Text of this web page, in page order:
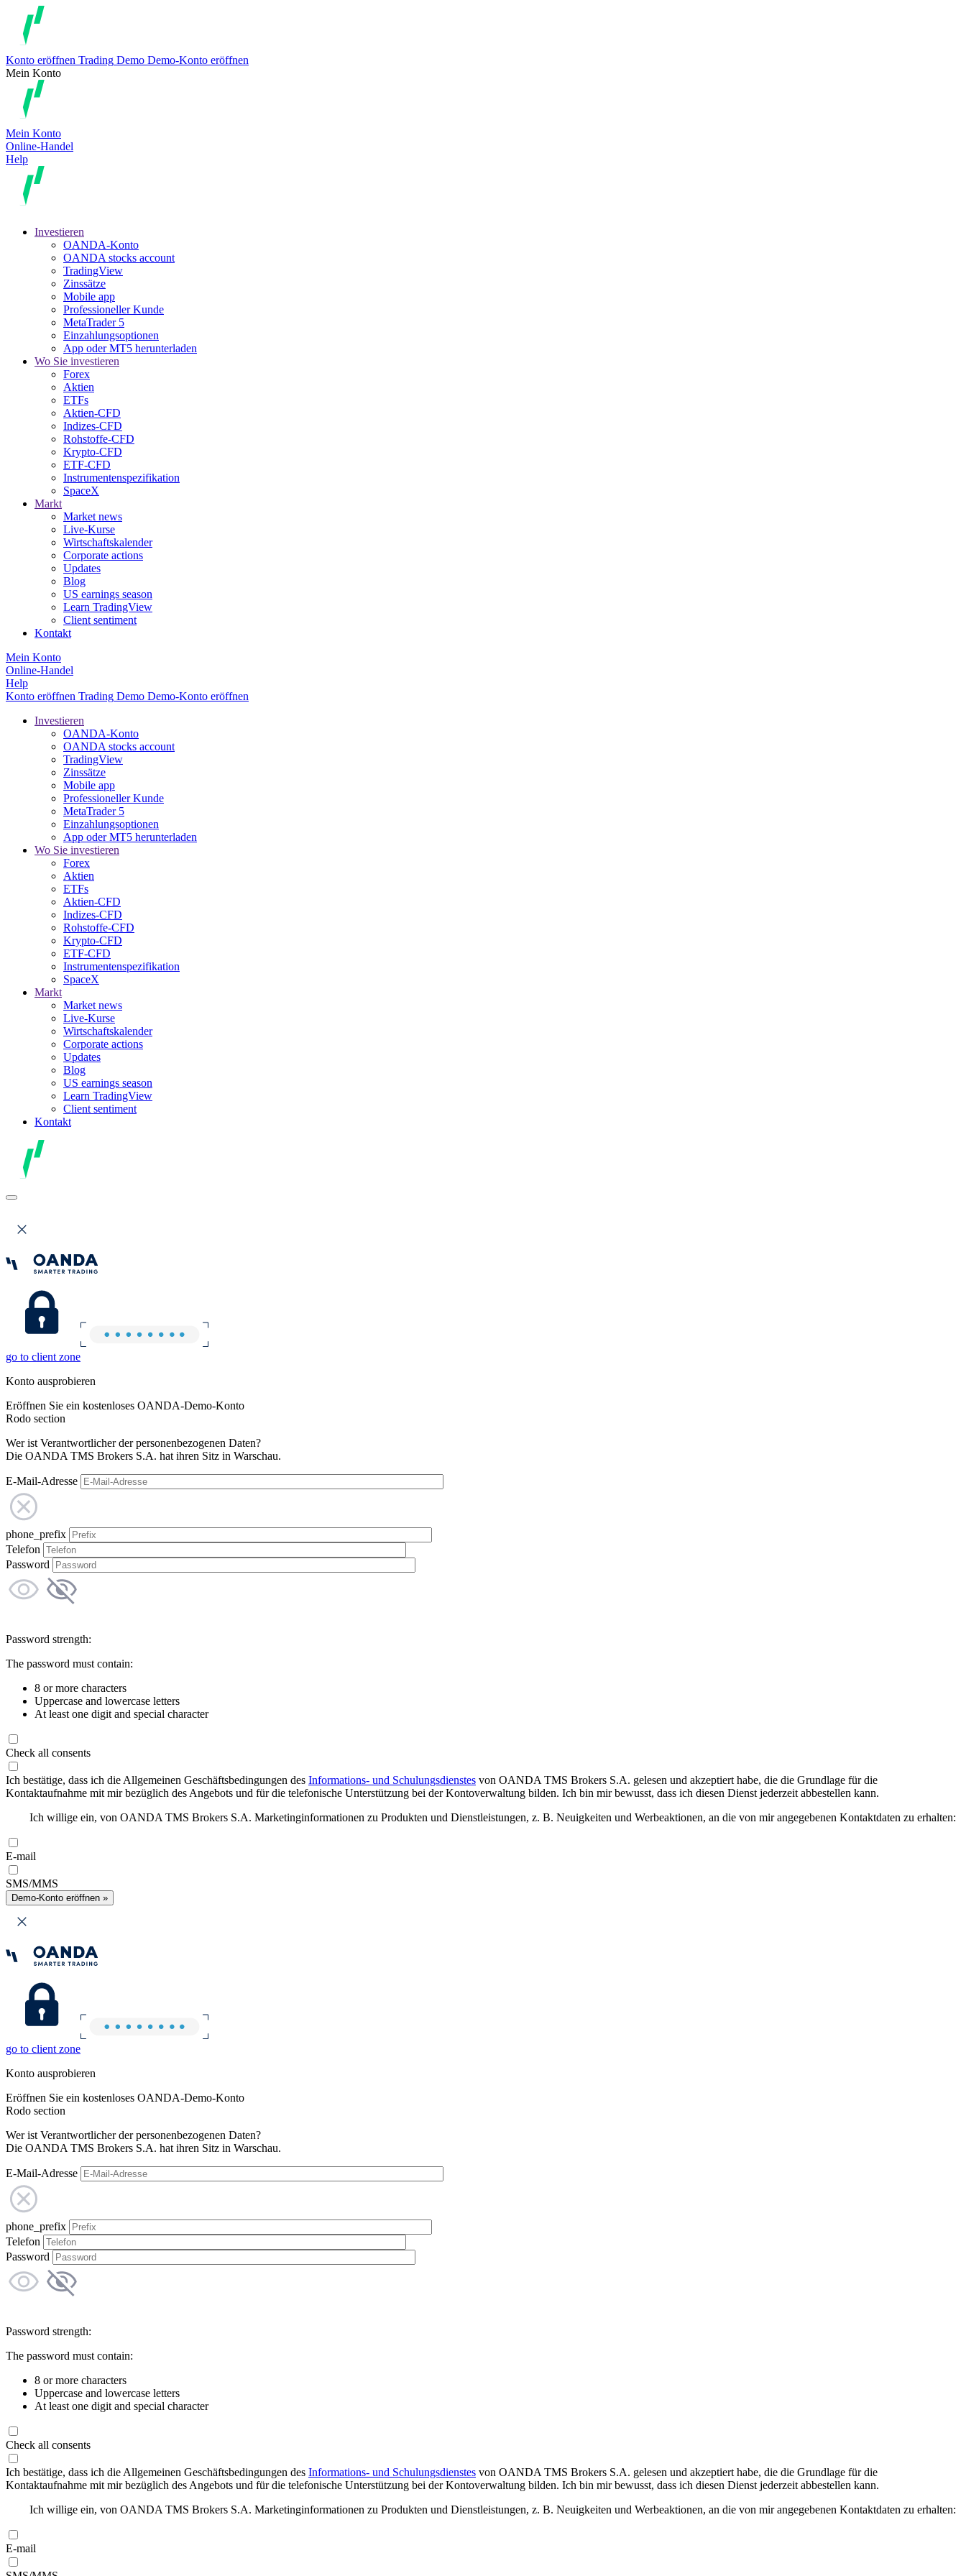
Konto eröffnen Trading Demo Demo-Konto eröffnen
Mein Konto
Mein Konto
Online-Handel
Help
Investieren
OANDA-Konto
OANDA stocks account
TradingView
Zinssätze
Mobile app
Professioneller Kunde
MetaTrader 5
Einzahlungsoptionen
App oder MT5 herunterladen
Wo Sie investieren
Forex
Aktien
ETFs
Aktien-CFD
Indizes-CFD
Rohstoffe-CFD
Krypto-CFD
ETF-CFD
Instrumentenspezifikation
SpaceX
Markt
Market news
Live-Kurse
Wirtschaftskalender
Corporate actions
Updates
Blog
US earnings season
Learn TradingView
Client sentiment
Kontakt
Mein Konto
Online-Handel
Help
Konto eröffnen Trading Demo Demo-Konto eröffnen
Investieren
OANDA-Konto
OANDA stocks account
TradingView
Zinssätze
Mobile app
Professioneller Kunde
MetaTrader 5
Einzahlungsoptionen
App oder MT5 herunterladen
Wo Sie investieren
Forex
Aktien
ETFs
Aktien-CFD
Indizes-CFD
Rohstoffe-CFD
Krypto-CFD
ETF-CFD
Instrumentenspezifikation
SpaceX
Markt
Market news
Live-Kurse
Wirtschaftskalender
Corporate actions
Updates
Blog
US earnings season
Learn TradingView
Client sentiment
Kontakt
go to client zone
Konto ausprobieren
Eröffnen Sie ein kostenloses OANDA-Demo-Konto
Rodo section
Wer ist Verantwortlicher der personenbezogenen Daten?
Die OANDA TMS Brokers S.A. hat ihren Sitz in Warschau.
E-Mail-Adresse
phone_prefix
Telefon
Password
Password strength:
The password must contain:
8 or more characters
Uppercase and lowercase letters
At least one digit and special character
Check all consents
Ich bestätige, dass ich die Allgemeinen Geschäftsbedingungen des Informations- und Schulungsdienstes von OANDA TMS Brokers S.A. gelesen und akzeptiert habe, die die Grundlage für die
Kontaktaufnahme mit mir bezüglich des Angebots und für die telefonische Unterstützung bei der Kontoverwaltung bilden. Ich bin mir bewusst, dass ich diesen Dienst jederzeit abbestellen kann.
Ich willige ein, von OANDA TMS Brokers S.A. Marketinginformationen zu Produkten und Dienstleistungen, z. B. Neuigkeiten und Werbeaktionen, an die von mir angegebenen Kontaktdaten zu erhalten:
E-mail
SMS/MMS
Demo-Konto eröffnen »
go to client zone
Konto ausprobieren
Eröffnen Sie ein kostenloses OANDA-Demo-Konto
Rodo section
Wer ist Verantwortlicher der personenbezogenen Daten?
Die OANDA TMS Brokers S.A. hat ihren Sitz in Warschau.
E-Mail-Adresse
phone_prefix
Telefon
Password
Password strength:
The password must contain:
8 or more characters
Uppercase and lowercase letters
At least one digit and special character
Check all consents
Ich bestätige, dass ich die Allgemeinen Geschäftsbedingungen des Informations- und Schulungsdienstes von OANDA TMS Brokers S.A. gelesen und akzeptiert habe, die die Grundlage für die
Kontaktaufnahme mit mir bezüglich des Angebots und für die telefonische Unterstützung bei der Kontoverwaltung bilden. Ich bin mir bewusst, dass ich diesen Dienst jederzeit abbestellen kann.
Ich willige ein, von OANDA TMS Brokers S.A. Marketinginformationen zu Produkten und Dienstleistungen, z. B. Neuigkeiten und Werbeaktionen, an die von mir angegebenen Kontaktdaten zu erhalten:
E-mail